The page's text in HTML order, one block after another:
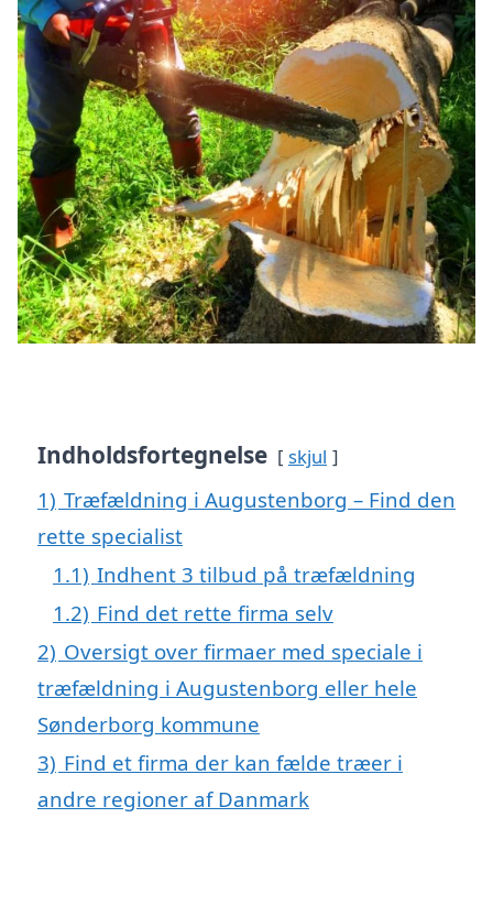
Indholdsfortegnelse skjul
1) Træfældning i Augustenborg – Find den
rette specialist
1.1) Indhent 3 tilbud på træfældning
1.2) Find det rette firma selv
2) Oversigt over firmaer med speciale i
træfældning i Augustenborg eller hele
Sønderborg kommune
3) Find et firma der kan fælde træer i
andre regioner af Danmark